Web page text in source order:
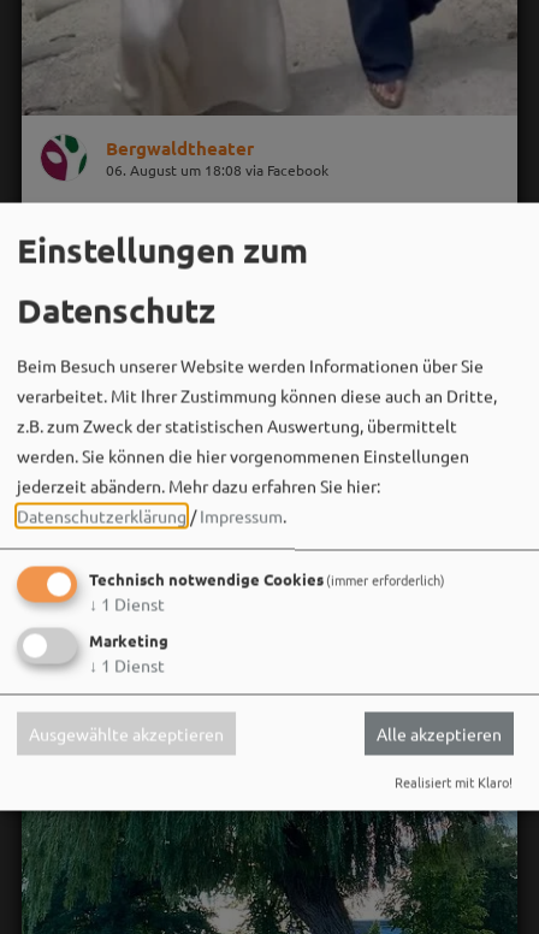
Bergwaldtheater
06. August um 18:08 via Facebook
Komm am 08.08. ins Bergwaldtheater und hol dir deinen
neuen Ohrwurm. 🎤✨
Gute Musik, beste Stimmung und ein Sommerabend,
Wir sehen uns…
Einstellungen zum
Datenschutz
Beim Besuch unserer Website werden Informationen über Sie
verarbeitet. Mit Ihrer Zustimmung können diese auch an Dritte,
z.B. zum Zweck der statistischen Auswertung, übermittelt
werden. Sie können die hier vorgenommenen Einstellungen
jederzeit abändern. Mehr dazu erfahren Sie hier:
Datenschutzerklärung /Impressum.
Technisch notwendige Cookies(immer erforderlich)
↓ 1 Dienst
Marketing
↓ 1 Dienst
Ausgewählte akzeptieren Alle akzeptieren
Realisiert mit Klaro!